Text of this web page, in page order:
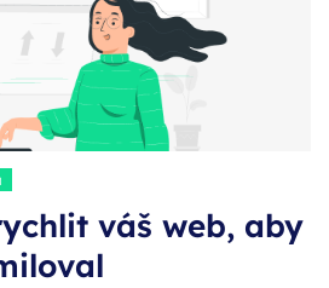
váš web, aby